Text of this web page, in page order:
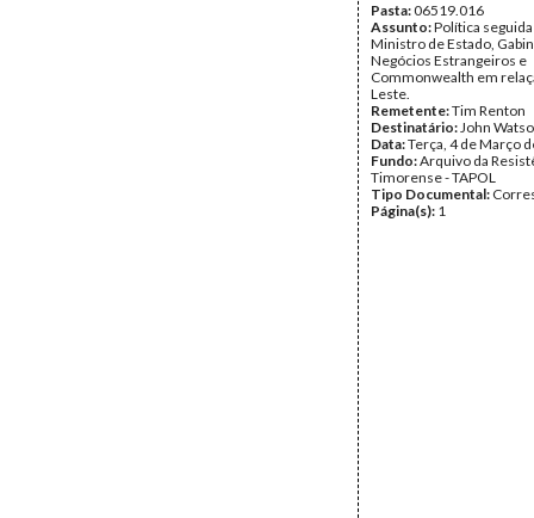
Pasta:06519.016
Assunto:Política
Ministro de Estado,
Negócios Estrangeiros e
Commonwealth em
Leste.
Remetente:Tim Renton
Destinatário:John
Data:Terça, 4 de Março
Fundo:Arquivo da
Timorense - TAPOL
Tipo Documental:
Página(s): 1